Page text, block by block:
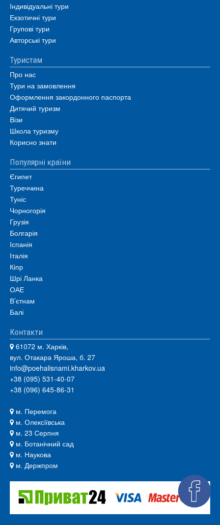
Індивідуальні тури
Екзотичні тури
Групові тури
Авторські тури
Туристам
Про нас
Тури на замовлення
Оформлення закордонного паспорта
Дитячий туризм
Візи
Школа туризму
Корисно знати
Популярні країни
Єгипет
Туреччина
Туніс
Чорногорія
Грузія
Болгарія
Іспанія
Італія
Кіпр
Шрі Ланка
ОАЕ
В’єтнам
Балі
Контакти
61072 м. Харків,
вул. Отакара Яроша, б. 27
info@poehalisnami.kharkov.ua
+38 (095) 531-40-07
+38 (096) 645-86-31
м. Перемога
м. Олексіївська
м. 23 Серпня
м. Ботанічний сад
м. Наукова
м. Держпром